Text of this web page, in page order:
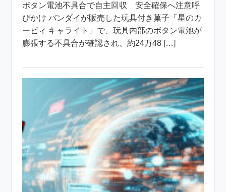
ボタン電池不具合で自主回収 安全確保へ注意呼
びかけ バンダイが販売した玩具付き菓子「星のカ
ービィ キャライト」で、玩具内部のボタン電池が
膨張する不具合が確認され、約24万48 […]